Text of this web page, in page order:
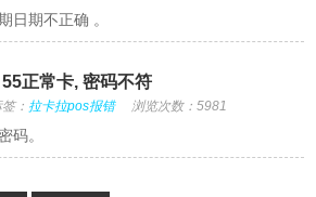
日期不正确 。
正常卡, 密码不符
： 拉卡拉pos报错 浏览次数：5981
码。